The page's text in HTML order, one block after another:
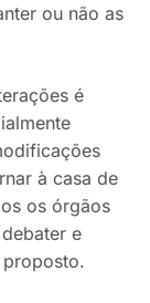
ou não as
é
à casa de
os órgãos
e